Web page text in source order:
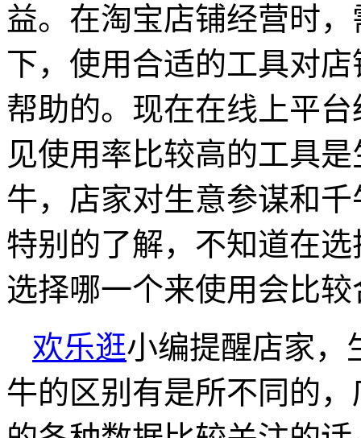
益。在淘宝店铺经营时
下，使用合适的工具对
帮助的。现在在线上平
见使用率比较高的工具
牛，店家对生意参谋和
特别的了解，不知道在
选择哪一个来使用会比
欢乐逛小编提醒店家，
牛的区别有是所不同的